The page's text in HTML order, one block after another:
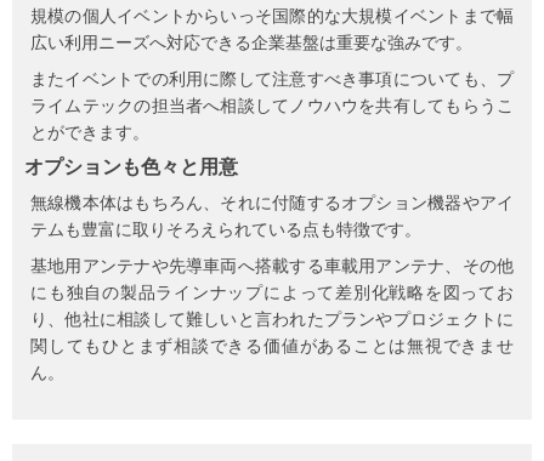
規模の個人イベントからいっそ国際的な大規模イベントまで幅
広い利用ニーズへ対応できる企業基盤は重要な強みです。
またイベントでの利用に際して注意すべき事項についても、プ
ライムテックの担当者へ相談してノウハウを共有してもらうこ
とができます。
オプションも色々と用意
無線機本体はもちろん、それに付随するオプション機器やアイ
テムも豊富に取りそろえられている点も特徴です。
基地用アンテナや先導車両へ搭載する車載用アンテナ、その他
にも独自の製品ラインナップによって差別化戦略を図ってお
り、他社に相談して難しいと言われたプランやプロジェクトに
関してもひとまず相談できる価値があることは無視できませ
ん。